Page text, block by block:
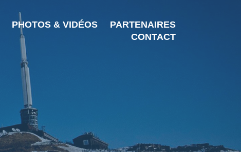
PHOTOS & VIDÉOS
PARTENAIRES
CONTACT